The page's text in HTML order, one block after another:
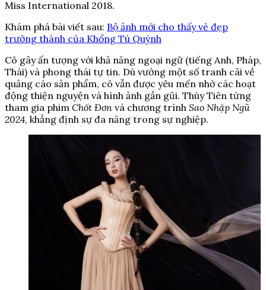
Miss International 2018.
Khám phá bài viết sau: Bộ ảnh mới cho thấy vẻ đẹp
trưởng thành của Khổng Tú Quỳnh
Cô gây ấn tượng với khả năng ngoại ngữ (tiếng Anh, Pháp,
Thái) và phong thái tự tin. Dù vướng một số tranh cãi về
quảng cáo sản phẩm, cô vẫn được yêu mến nhờ các hoạt
động thiện nguyện và hình ảnh gần gũi. Thùy Tiên từng
tham gia phim Chốt Đơn và chương trình Sao Nhập Ngũ
2024, khẳng định sự đa năng trong sự nghiệp.